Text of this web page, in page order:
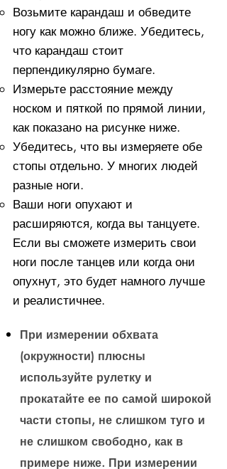
Возьмите карандаш и обведите
ногу как можно ближе. Убедитесь,
что карандаш стоит
перпендикулярно бумаге.
Измерьте расстояние между
носком и пяткой по прямой линии,
как показано на рисунке ниже.
Убедитесь, что вы измеряете обе
стопы отдельно. У многих людей
разные ноги.
Ваши ноги опухают и
расширяются, когда вы танцуете.
Если вы сможете измерить свои
ноги после танцев или когда они
опухнут, это будет намного лучше
и реалистичнее.
При измерении обхвата
(окружности) плюсны
используйте рулетку и
прокатайте ее по самой широкой
части стопы, не слишком туго и
не слишком свободно, как в
примере ниже. При измерении